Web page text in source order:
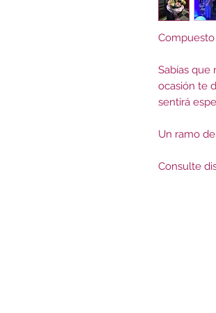
Compuesto
Sabías que
ocasión te
sentirá
Un ramo
Consulte